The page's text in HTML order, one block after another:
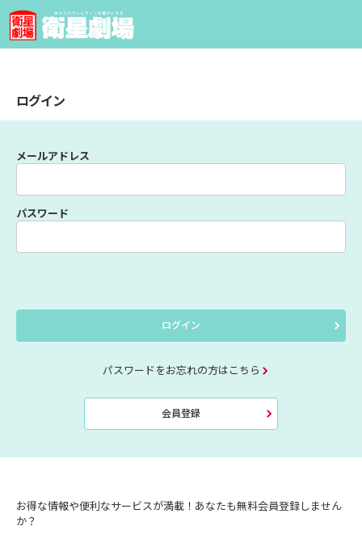
ログイン
メールアドレス
パスワード
ログイン
パスワードをお忘れの方はこちら
会員登録
お得な情報や便利なサービスが満載！あなたも無料会員登録しません
か？